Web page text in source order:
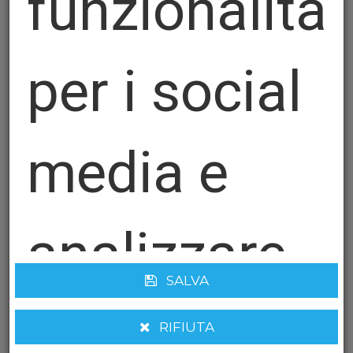
Nastri da Taccheggio Vossen Giallo
per i social
media e
analizzare
il nostro
SALVA
RIFIUTA